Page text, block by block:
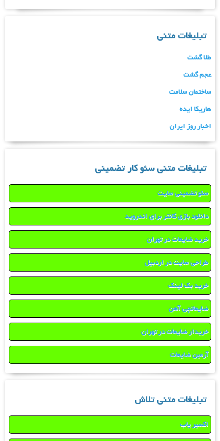
تبلیغات متنی
طلا گشت
عجم گشت
ساختمان سلامت
هاریکا ایده
اخبار روز ایران
تبلیغات متنی سئو کار تضمینی
سئو تضمینی سایت
دانلود بازی کانتر برای اندروید
خرید ضایعات در تهران
طراحی سایت در اردبیل
خرید بک لینک
ضایعاتچی آهن
خریدار ضایعات در تهران
آرمین ضایعات
تبلیغات متنی تلاش
اکسیر یاب